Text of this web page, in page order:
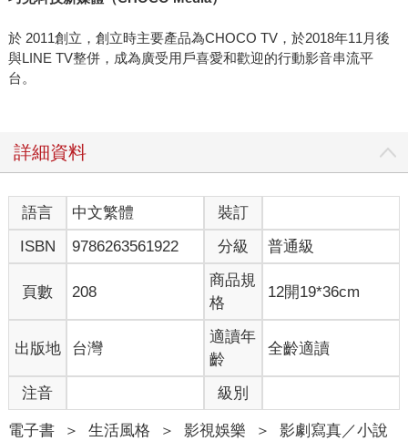
於 2011創立，創立時主要產品為CHOCO TV，於2018年11月後
與LINE TV整併，成為廣受用戶喜愛和歡迎的行動影音串流平
台。
詳細資料
語言 中文繁體
裝訂
ISBN
9786263561922 分級 普通級
頁數 208
商品規
格
12開19*36cm
出版地 台灣
適讀年
齡
全齡適讀
注音 級別
電子書 ＞ 生活風格 ＞ 影視娛樂 ＞ 影劇寫真／小說